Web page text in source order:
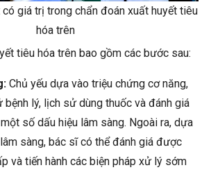
giá trị trong chẩn đoán xuất huyết tiêu
hóa trên
tiêu hóa trên bao gồm các bước sau:
Chủ yếu dựa vào triệu chứng cơ năng,
bệnh lý, lịch sử dùng thuốc và đánh giá
số dấu hiệu lâm sàng. Ngoài ra, dựa
sàng, bác sĩ có thể đánh giá được
và tiến hành các biện pháp xử lý sớm